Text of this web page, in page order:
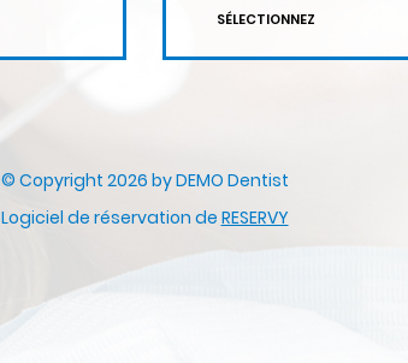
SÉLECTIONNEZ
© Copyright 2026 by DEMO Dentist
Logiciel de réservation de RESERVY